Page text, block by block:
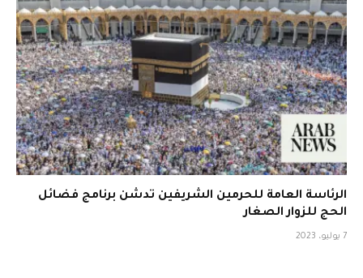
الرئاسة العامة للحرمين الشريفين تدشن برنامج فضائل
الحج للزوار الصغار
7 يوليو، 2023